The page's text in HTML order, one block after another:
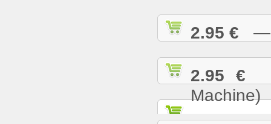
2.95 € —
2.95 €
Machine)